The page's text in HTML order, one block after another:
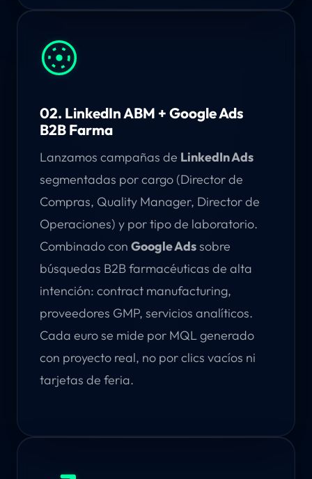
02. LinkedIn ABM + Google Ads
B2B Farma
Lanzamos campañas de LinkedIn Ads
segmentadas por cargo (Director de
Compras, Quality Manager, Director de
Operaciones) y por tipo de laboratorio.
Combinado con Google Adssobre
búsquedas B2B farmacéuticas de alta
intención: contract manufacturing,
proveedores GMP, servicios analíticos.
Cada euro se mide por MQL generado
con proyecto real, no por clics vacíos ni
tarjetas de feria.